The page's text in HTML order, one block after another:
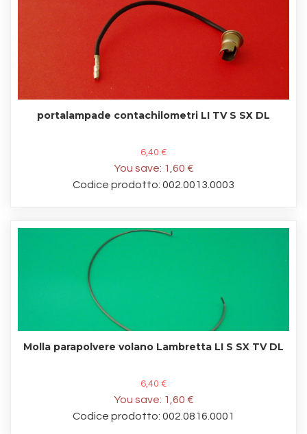
portalampade contachilometri LI TV S SX DL
6,40 €
You save: 1,60 €
Codice prodotto: 002.0013.0003
Molla parapolvere volano Lambretta LI S SX TV DL
6,40 €
You save: 1,60 €
Codice prodotto: 002.0816.0001